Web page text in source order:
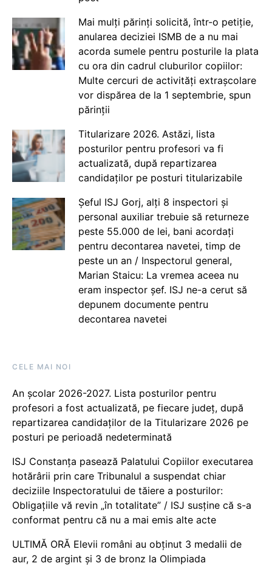
Mai mulți părinți solicită, într-o petiție,
anularea deciziei ISMB de a nu mai
acorda sumele pentru posturile la plata
cu ora din cadrul cluburilor copiilor:
Multe cercuri de activități extrașcolare
vor dispărea de la 1 septembrie, spun
părinții
Titularizare 2026. Astăzi, lista
posturilor pentru profesori va fi
actualizată, după repartizarea
candidaților pe posturi titularizabile
Șeful ISJ Gorj, alți 8 inspectori și
personal auxiliar trebuie să returneze
peste 55.000 de lei, bani acordați
pentru decontarea navetei, timp de
peste un an / Inspectorul general,
Marian Staicu: La vremea aceea nu
eram inspector șef. ISJ ne-a cerut să
depunem documente pentru
decontarea navetei
CELE MAI NOI
An școlar 2026-2027. Lista posturilor pentru
profesori a fost actualizată, pe fiecare județ, după
repartizarea candidaților de la Titularizare 2026 pe
posturi pe perioadă nedeterminată
ISJ Constanța pasează Palatului Copiilor executarea
hotărârii prin care Tribunalul a suspendat chiar
deciziile Inspectoratului de tăiere a posturilor:
Obligațiile vă revin „în totalitate” / ISJ susține că s-a
conformat pentru că nu a mai emis alte acte
ULTIMĂ ORĂ Elevii români au obținut 3 medalii de
aur, 2 de argint și 3 de bronz la Olimpiada